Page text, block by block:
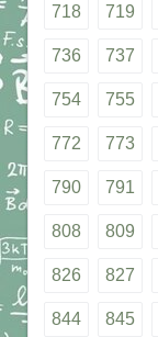
718 719
736 737
754 755
772 773
790 791
808 809
826 827
844 845